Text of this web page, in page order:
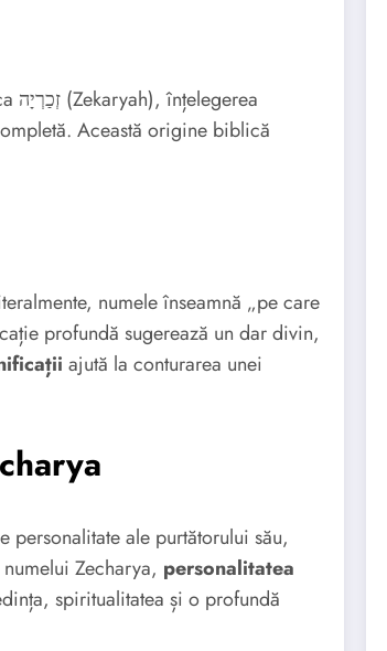
Numele Zecharya are rădăcini ebraice profunde. Provenind din ebraica זְכַרְיָה (Zekaryah), înțelegerea
Această origine biblică
numele înseamnă „pe care
profundă sugerează un dar divin,
ajută la conturarea unei
personalitate ale purtătorului său,
Zecharya, personalitatea
spiritualitatea și o profundă